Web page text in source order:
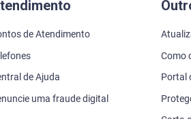
de Atendimento
de Ajuda
uma fraude digital
Como
Portal